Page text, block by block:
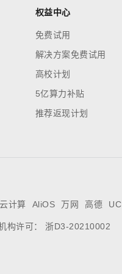
权益中心
免费试用
解决方案免费试用
高校计划
5亿算力补贴
推荐返现计划
计算 AliOS 万网 高德 UC
构许可： 浙D3-20210002